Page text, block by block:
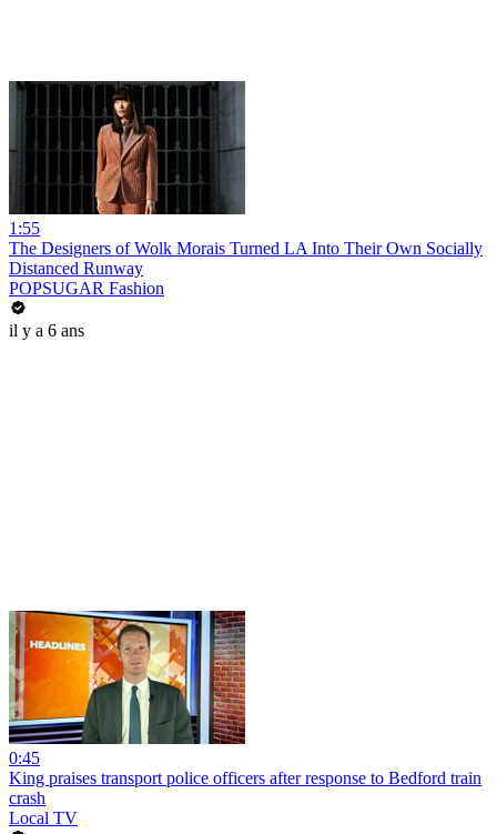
1:55
The Designers of Wolk Morais Turned LA Into Their Own Socially
Distanced Runway
POPSUGAR Fashion
il y a 6 ans
0:45
King praises transport police officers after response to Bedford train
crash
Local TV